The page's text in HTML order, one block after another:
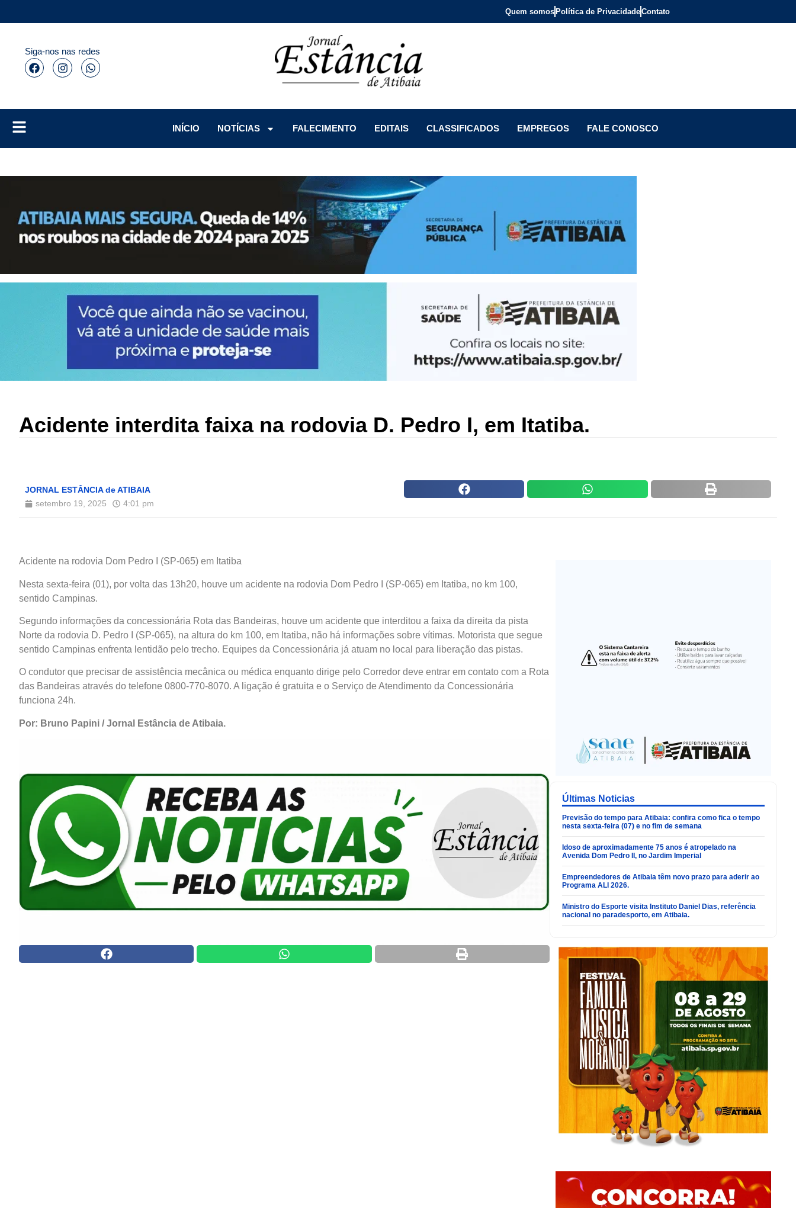
Quem somos Política de PrivacidadeContato
Siga-nos nas redes
INÍCIO
NOTÍCIAS FALECIMENTO EDITAIS CLASSIFICADOS EMPREGOS FALE CONOSCO
Acidente interdita faixa na rodovia D. Pedro I, em Itatiba.
JORNAL ESTÂNCIA de ATIBAIA
setembro 19, 2025
4:01 pm
Acidente na rodovia Dom Pedro I (SP-065) em Itatiba
Nesta sexta-feira (01), por volta das 13h20, houve um acidente na rodovia Dom Pedro I (SP-065) em Itatiba, no km 100,
sentido Campinas.
Segundo informações da concessionária Rota das Bandeiras, houve um acidente que interditou a faixa da direita da pista
Norte da rodovia D. Pedro I (SP-065), na altura do km 100, em Itatiba, não há informações sobre vítimas. Motorista que segue
sentido Campinas enfrenta lentidão pelo trecho. Equipes da Concessionária já atuam no local para liberação das pistas.
O condutor que precisar de assistência mecânica ou médica enquanto dirige pelo Corredor deve entrar em contato com a Rota
das Bandeiras através do telefone 0800-770-8070. A ligação é gratuita e o Serviço de Atendimento da Concessionária
funciona 24h.
Por: Bruno Papini / Jornal Estância de Atibaia.
Últimas Noticias
Previsão do tempo para Atibaia: confira como fica o tempo
nesta sexta-feira (07) e no fim de semana
Idoso de aproximadamente 75 anos é atropelado na
Avenida Dom Pedro II, no Jardim Imperial
Empreendedores de Atibaia têm novo prazo para aderir ao
Programa ALI 2026.
Ministro do Esporte visita Instituto Daniel Dias, referência
nacional no paradesporto, em Atibaia.